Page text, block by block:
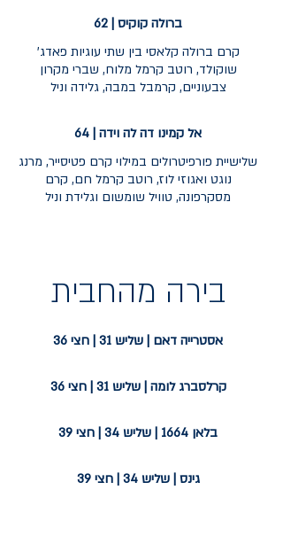
ברולה קוקיס | 62
קרם ברולה קלאסי בין שתי עוגיות פאדג'
שוקולד, רוטב קרמל מלוח, שברי מקרון
צבעוניים, קרמבל במבה, גלידה וניל
אל קמינו דה לה וידה | 64
שלישיית פורפיטרולים במילוי קרם פטיסייר, מרנג
נוגט ואגוזי לוז, רוטב קרמל חם, קרם
מסקרפונה, טוויל שומשום וגלידת וניל
בירה מהחבית
אסטרייה דאם | שליש 31 | חצי 36
קרלסברג לומה | שליש 31 | חצי 36
בלאן 1664 | שליש 34 | חצי 39
גינס | שליש 34 | חצי 39